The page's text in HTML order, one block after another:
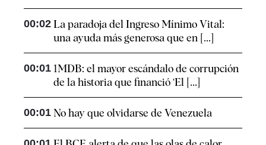
00:02 La paradoja del Ingreso Mínimo Vital:
una ayuda más generosa que en [...]
00:01 1MDB: el mayor escándalo de corrupción
de la historia que financió ‘El [...]
00:01 No hay que olvidarse de Venezuela